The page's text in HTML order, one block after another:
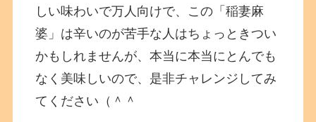
しい味わいで万人向けで、この「稲妻麻
婆」は辛いのが苦手な人はちょっときつい
かもしれませんが、本当に本当にとんでも
なく美味しいので、是非チャレンジしてみ
てください（＾＾